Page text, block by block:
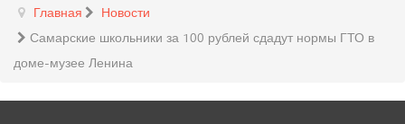
Главная
Новости
Самарские школьники за 100 рублей сдадут нормы ГТО в
доме-музее Ленина